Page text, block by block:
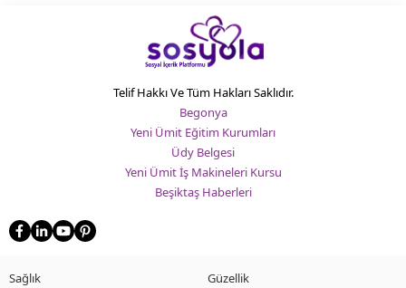
Telif Hakkı Ve Tüm Hakları Saklıdır.
Begonya
Yeni Ümit Eğitim Kurumları
Üdy Belgesi
Yeni Ümit İş Makineleri Kursu
Beşiktaş Haberleri
Sağlık Güzellik